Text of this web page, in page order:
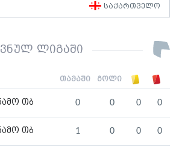
საქართველო
ლიგაში
თამაში გოლი
თბ 0 0 0 0
თბ 1 0 0 0